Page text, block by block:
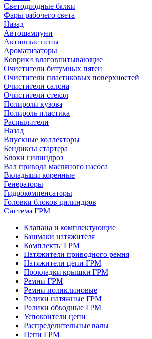
Светодиодные балки
Фары рабочего света
Назад
Автошампуни
Активные пены
Ароматизаторы
Коврики влаговпитывающие
Очистители битумных пятен
Очистители пластиковых поверхностей
Очистители салона
Очистители стекол
Полироли кузова
Полироль пластика
Распылители
Назад
Впускные коллекторы
Бендиксы стартера
Блоки цилиндров
Вал привода масляного насоса
Вкладыши коренные
Генераторы
Гидрокомпенсаторы
Головки блоков цилиндров
Система ГРМ
Клапана и комплектующие
Башмаки натяжителя
Комплекты ГРМ
Натяжители приводного ремня
Натяжители цепи ГРМ
Прокладки крышки ГРМ
Ремни ГРМ
Ремни поликлиновые
Ролики натяжные ГРМ
Ролики обводные ГРМ
Успокоители цепи
Распределительные валы
Цепи ГРМ